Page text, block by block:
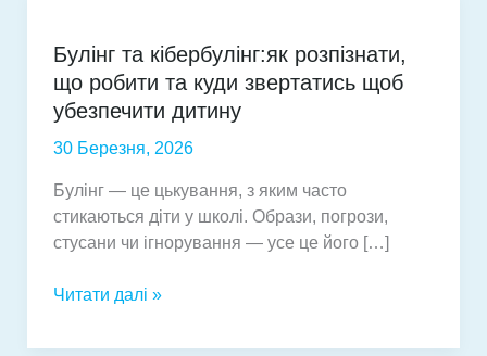
Булінг та кібербулінг:як розпізнати,
що робити та куди звертатись щоб
убезпечити дитину
30 Березня, 2026
Булінг — це цькування, з яким часто
стикаються діти у школі. Образи, погрози,
стусани чи ігнорування — усе це його […]
Булінг
кібербулінг:як
Читати далі »